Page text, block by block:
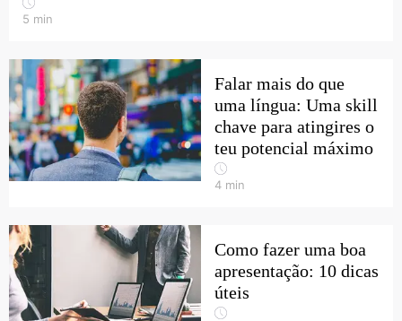
5 min
Falar mais do que
uma língua: Uma skill
chave para atingires o
teu potencial máximo
4 min
Como fazer uma boa
apresentação: 10 dicas
úteis